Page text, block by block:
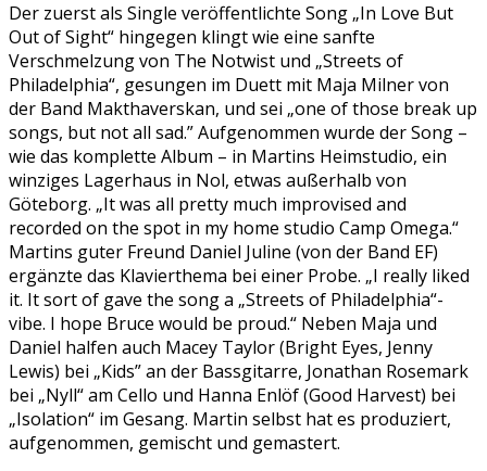
Der zuerst als Single veröffentlichte Song „In Love But
Out of Sight“ hingegen klingt wie eine sanfte
Verschmelzung von The Notwist und „Streets of
Philadelphia“, gesungen im Duett mit Maja Milner von
der Band Makthaverskan, und sei „one of those break up
songs, but not all sad.” Aufgenommen wurde der Song –
wie das komplette Album – in Martins Heimstudio, ein
winziges Lagerhaus in Nol, etwas außerhalb von
Göteborg. „It was all pretty much improvised and
recorded on the spot in my home studio Camp Omega.“
Martins guter Freund Daniel Juline (von der Band EF)
ergänzte das Klavierthema bei einer Probe. „I really liked
it. It sort of gave the song a „Streets of Philadelphia“-
vibe. I hope Bruce would be proud.“ Neben Maja und
Daniel halfen auch Macey Taylor (Bright Eyes, Jenny
Lewis) bei „Kids” an der Bassgitarre, Jonathan Rosemark
bei „Nyll“ am Cello und Hanna Enlöf (Good Harvest) bei
„Isolation“ im Gesang. Martin selbst hat es produziert,
aufgenommen, gemischt und gemastert.